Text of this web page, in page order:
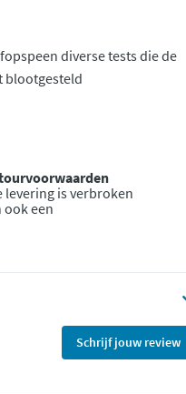
diverse tests die de
blootgesteld
levering is verbroken
een
Schrijf jouw review